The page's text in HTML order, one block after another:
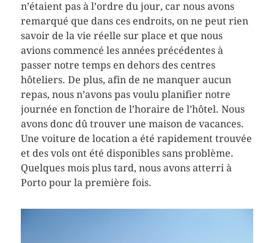
n’étaient pas à l’ordre du jour, car nous avons
remarqué que dans ces endroits, on ne peut rien
savoir de la vie réelle sur place et que nous
avions commencé les années précédentes à
passer notre temps en dehors des centres
hôteliers. De plus, afin de ne manquer aucun
repas, nous n’avons pas voulu planifier notre
journée en fonction de l’horaire de l’hôtel. Nous
avons donc dû trouver une maison de vacances.
Une voiture de location a été rapidement trouvée
et des vols ont été disponibles sans problème.
Quelques mois plus tard, nous avons atterri à
Porto pour la première fois.